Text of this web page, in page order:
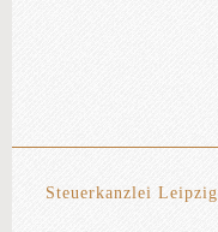
Steuerkanzlei Leipzig